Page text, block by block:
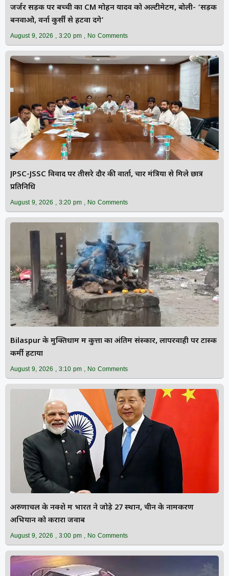
जर्जर सड़क पर बच्ची का CM मोहन यादव को अल्टीमेटम, बोली- ‘सड़क
बनवाओ, वर्ना कुर्सी से हटवा देंगे’
August 9, 2026 3:20 pm No Comments
JPSC-JSSC विवाद पर तीसरे दौर की वार्ता, चार मंत्रियों से मिले छात्र
प्रतिनिधि
August 9, 2026 3:20 pm No Comments
Bilaspur के मुक्तिधाम में कुत्तों का अंतिम संस्कार, लापरवाही पर टास्क
कर्मी हटाया
August 9, 2026 3:10 pm No Comments
अरुणाचल के नक्शे में भारत ने जोड़े 27 स्थान, चीन के नामकरण
अभियान को करारा जवाब
August 9, 2026 3:00 pm No Comments